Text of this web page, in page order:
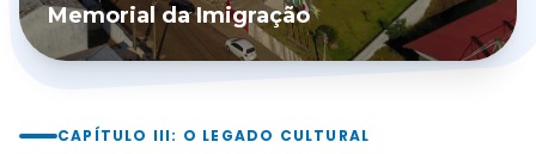
CAPÍTULO III: O LEGADO CULTURAL
Memorial da Imigração